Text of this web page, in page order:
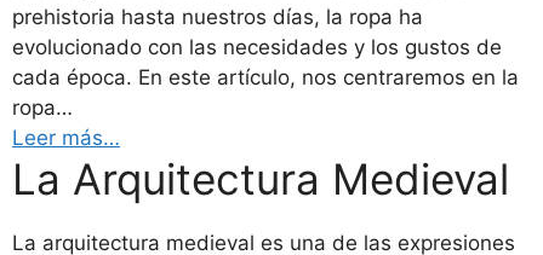
prehistoria hasta nuestros días, la ropa ha
evolucionado con las necesidades y los gustos de
cada época. En este artículo, nos centraremos en la
ropa…
Leer más…
La Arquitectura Medieval
La arquitectura medieval es una de las expresiones